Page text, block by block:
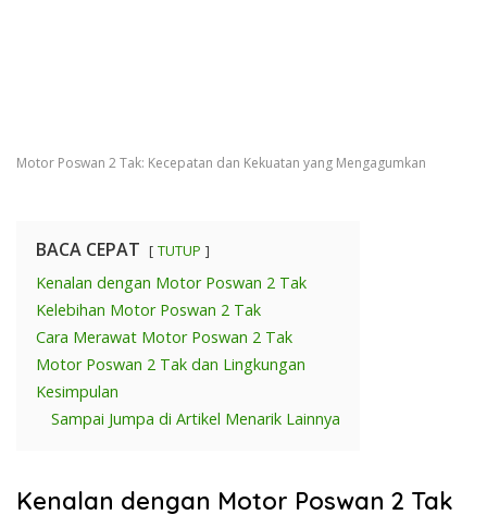
Motor Poswan 2 Tak: Kecepatan dan Kekuatan yang Mengagumkan
BACA CEPAT TUTUP
Kenalan dengan Motor Poswan 2 Tak
Kelebihan Motor Poswan 2 Tak
Cara Merawat Motor Poswan 2 Tak
Motor Poswan 2 Tak dan Lingkungan
Kesimpulan
Sampai Jumpa di Artikel Menarik Lainnya
Kenalan dengan Motor Poswan 2 Tak